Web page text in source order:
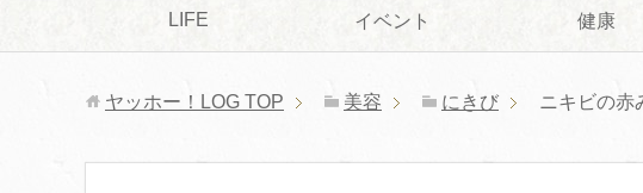
LIFE イベント 健康
ヤッホー！LOG TOP 美容 にきび ニキビの赤